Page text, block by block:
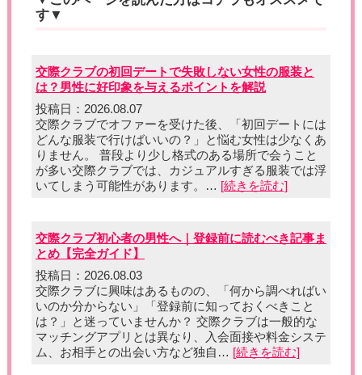
す▼
交際クラブの初回デートで失敗しない女性の服装と
は？男性に好印象を与えるポイントを解説
投稿日：2026.08.07
交際クラブでオファーを受けた後、「初回デートには
どんな服装で行けばいいの？」と悩む女性は少なくあ
りません。 普段より少し格式のある場所で会うこと
が多い交際クラブでは、カジュアルすぎる服装では浮
いてしまう可能性があります。… [続きを読む]
交際クラブ初心者の男性へ｜登録前に読むべき記事ま
とめ【完全ガイド】
投稿日：2026.08.03
交際クラブに興味はあるものの、「何から調べればい
いのか分からない」「登録前に知っておくべきこと
は？」と迷っていませんか？ 交際クラブは一般的な
マッチングアプリとは異なり、入会面接や料金システ
ム、お相手との出会い方など独自… [続きを読む]